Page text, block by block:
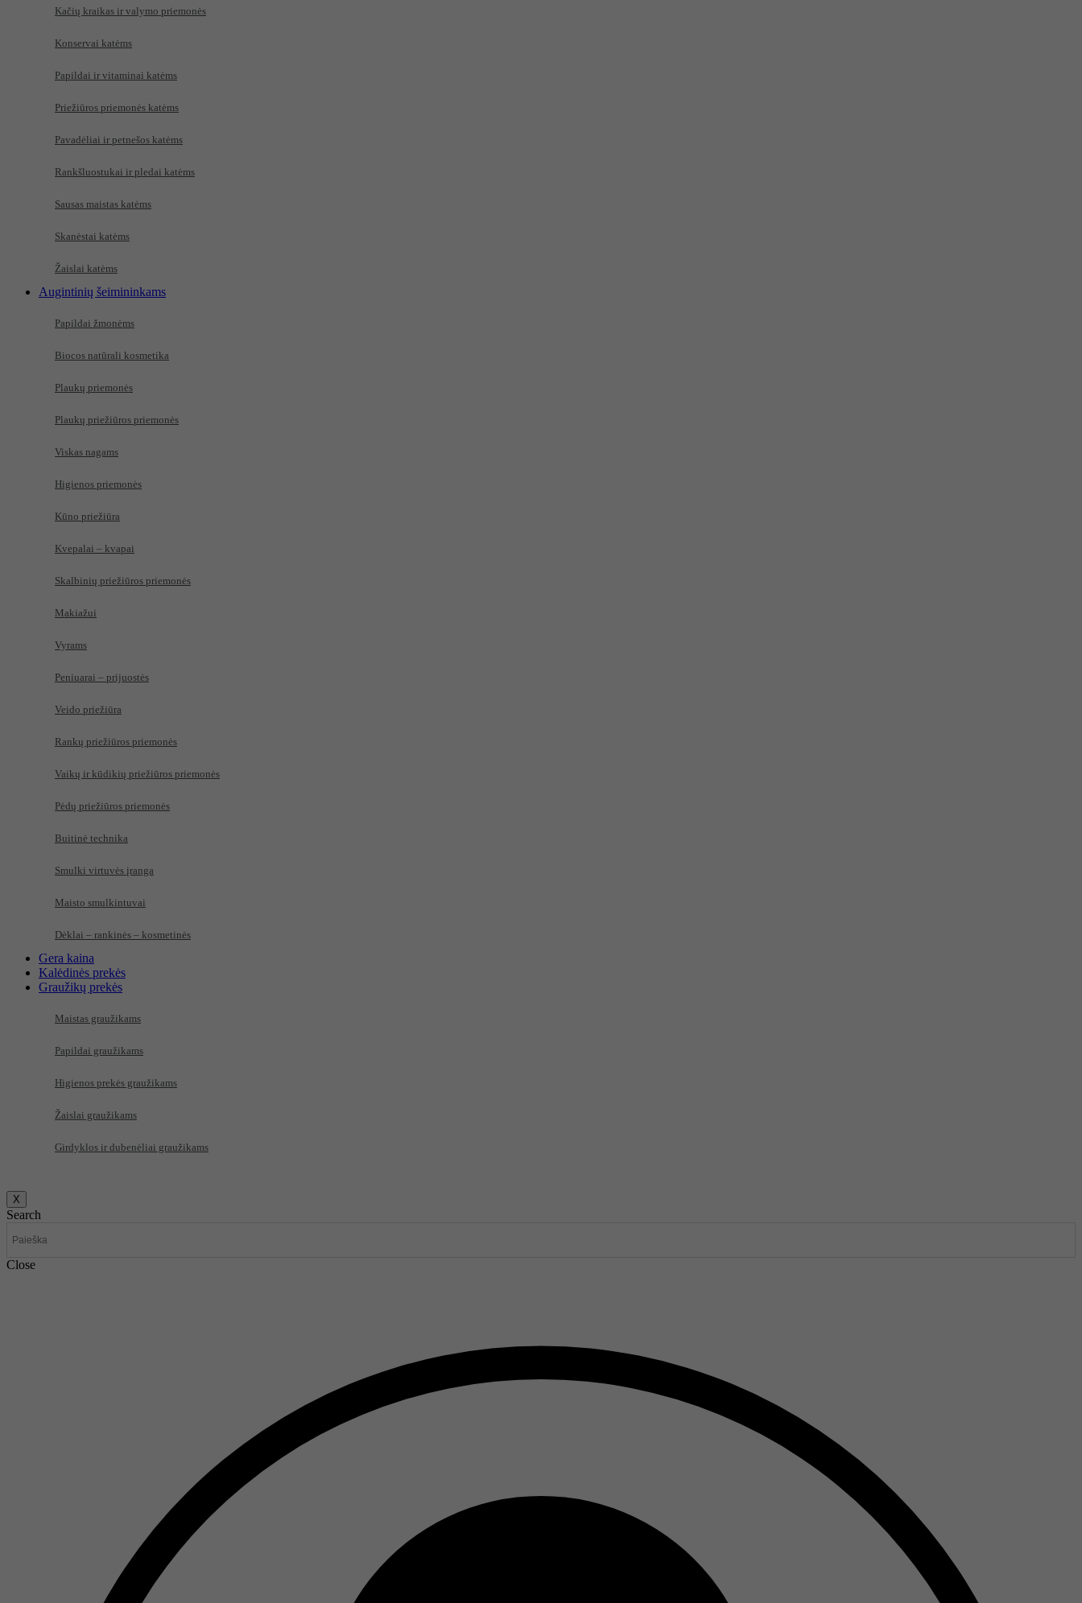
Kačių kraikas ir valymo priemonės
Konservai katėms
Papildai ir vitaminai katėms
Priežiūros priemonės katėms
Pavadėliai ir petnešos katėms
Rankšluostukai ir pledai katėms
Sausas maistas katėms
Skanėstai katėms
Žaislai katėms
Augintinių šeimininkams
Papildai žmonėms
Biocos natūrali kosmetika
Plaukų priemonės
Plaukų priežiūros priemonės
Viskas nagams
Higienos priemonės
Kūno priežiūra
Kvepalai – kvapai
Skalbinių priežiūros priemonės
Makiažui
Vyrams
Peniuarai – prijuostės
Veido priežiūra
Rankų priežiūros priemonės
Vaikų ir kūdikių priežiūros priemonės
Pėdų priežiūros priemonės
Buitinė technika
Smulki virtuvės įranga
Maisto smulkintuvai
Dėklai – rankinės – kosmetinės
Gera kaina
Kalėdinės prekės
Graužikų prekės
Maistas graužikams
Papildai graužikams
Higienos prekės graužikams
Žaislai graužikams
Girdyklos ir dubenėliai graužikams
X
Search
Close